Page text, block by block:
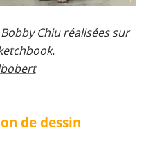
Chiu réalisées sur
de dessin